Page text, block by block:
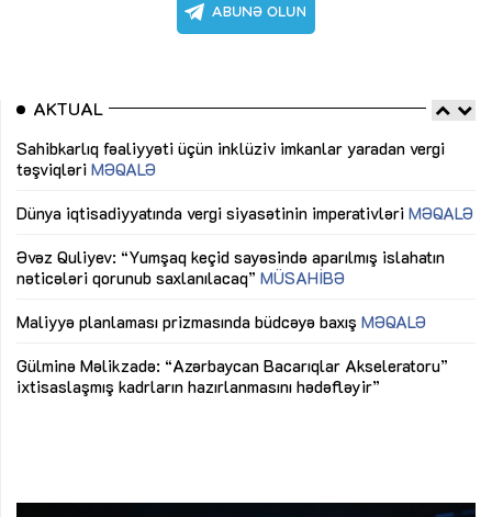
AKTUAL
Sahibkarlıq fəaliyyəti üçün inklüziv imkanlar yaradan vergi
təşviqləri MƏQALƏ
Dünya iqtisadiyyatında vergi siyasətinin imperativləri MƏQALƏ
Əvəz Quliyev: “Yumşaq keçid sayəsində aparılmış islahatın
nəticələri qorunub saxlanılacaq” MÜSAHİBƏ
Maliyyə planlaması prizmasında büdcəyə baxış MƏQALƏ
Gülminə Məlikzadə: “Azərbaycan Bacarıqlar Akseleratoru”
ixtisaslaşmış kadrların hazırlanmasını hədəfləyir”